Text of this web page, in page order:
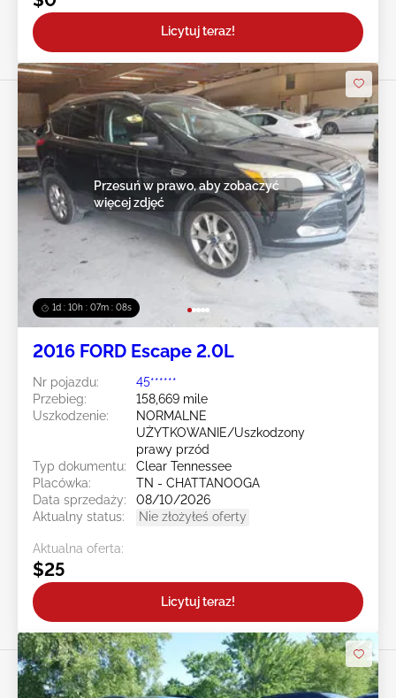
Licytuj teraz!
1d : 10h : 07m : 05s
Przesuń w prawo, aby zobaczyć
więcej zdjęć
2016 FORD Escape 2.0L
Nr pojazdu:
45******
Przebieg:
158,669 mile
Uszkodzenie:
NORMALNE
UŻYTKOWANIE/Uszkodzony
prawy przód
Typ dokumentu:
Clear Tennessee
Placówka:
TN - CHATTANOOGA
Data sprzedaży:
08/10/2026
Aktualny status:
Nie złożyłeś oferty
Aktualna oferta:
$25
Licytuj teraz!